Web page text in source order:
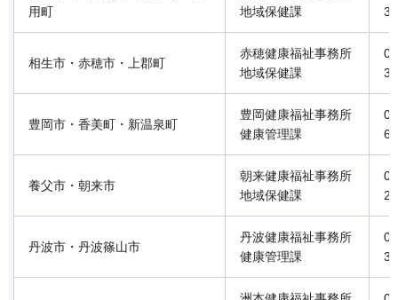
用町
地域保健課
3-
相生市・赤穂市・上郡町
赤穂健康福祉事務所
地域保健課
3-
豊岡市・香美町・新温泉町
豊岡健康福祉事務所
健康管理課
6-
養父市・朝来市
朝来健康福祉事務所
地域保健課
丹波市・丹波篠山市
丹波健康福祉事務所
健康管理課
3-